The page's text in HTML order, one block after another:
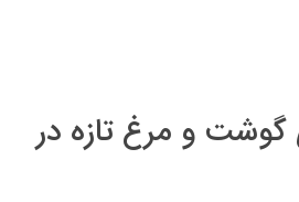
گوشت و مرغ تازه در